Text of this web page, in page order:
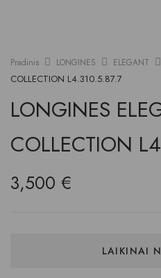
Pradinis LONGINES ELEGANT
COLLECTION L4.310.5.87.7
LONGINES
COLLECTION
3,500 €
LAIKINAI